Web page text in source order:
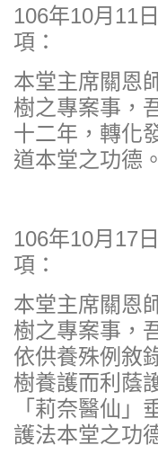
106年10月11
項：
本堂主席關恩
樹之專案事，
十二年，轉化
道本堂之功德。
106年10月17
項：
本堂主席關恩
樹之專案事，
依供養殊例敘
樹養護而利蔭
「莉奈醫仙」
護法本堂之功